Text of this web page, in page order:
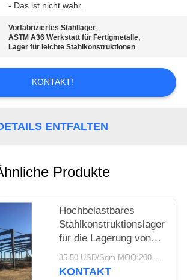
- Das ist nicht wahr.
Vorfabriziertes Stahllager,
ASTM A36 Werkstatt für Fertigmetalle,
Lager für leichte Stahlkonstruktionen
KONTAKT!
ENTFALTEN
Produkte
Hochbelastbares
Stahlkonstruktionslager
für die Lagerung von
Zementwerken
35-50 USD/Sqm MOQ:200 sqm
KONTAKT